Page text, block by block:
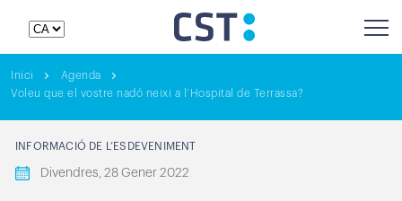
Inici
Agenda
Voleu que el vostre nadó neixi a l’Hospital de Terrassa?
INFORMACIÓ DE L’ESDEVENIMENT
Divendres, 28 Gener 2022